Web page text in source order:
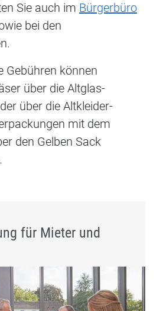
Sie auch im Bürgerbüro
bei den
Gebühren können
über die Altglas-
über die Altkleider-
mit dem
den Gelben Sack
für Mieter und